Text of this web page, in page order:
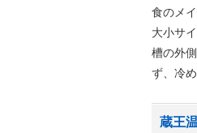
食のメ
大小サ
槽の外
ず、冷
蔵王